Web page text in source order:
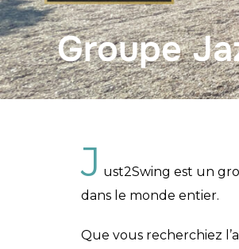
Groupe
J ust2Swing est un
dans le monde entier.
Que vous recherchiez